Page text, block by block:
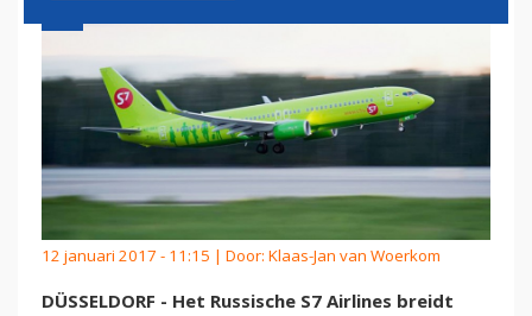
12 januari 2017 - 11:15 | Door: Klaas-Jan van Woerkom
DÜSSELDORF - Het Russische S7 Airlines breidt